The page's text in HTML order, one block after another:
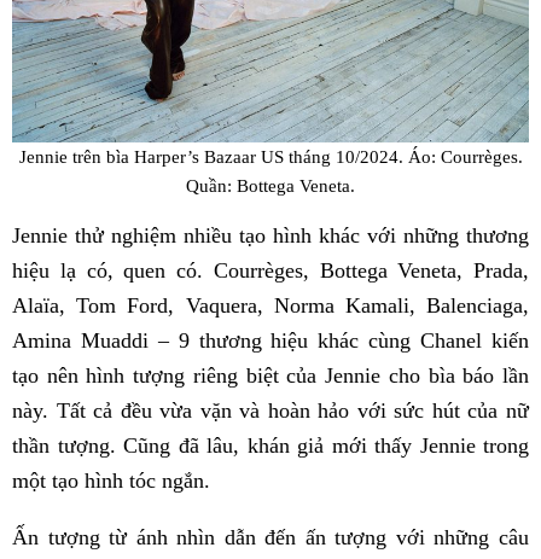
Jennie trên bìa Harper’s Bazaar US tháng 10/2024. Áo: Courrèges.
Quần: Bottega Veneta.
Jennie thử nghiệm nhiều tạo hình khác với những thương
hiệu lạ có, quen có. Courrèges, Bottega Veneta, Prada,
Alaïa, Tom Ford, Vaquera, Norma Kamali, Balenciaga,
Amina Muaddi – 9 thương hiệu khác cùng Chanel kiến
tạo nên hình tượng riêng biệt của Jennie cho bìa báo lần
này. Tất cả đều vừa vặn và hoàn hảo với sức hút của nữ
thần tượng. Cũng đã lâu, khán giả mới thấy Jennie trong
một tạo hình tóc ngắn.
Ấn tượng từ ánh nhìn dẫn đến ấn tượng với những câu